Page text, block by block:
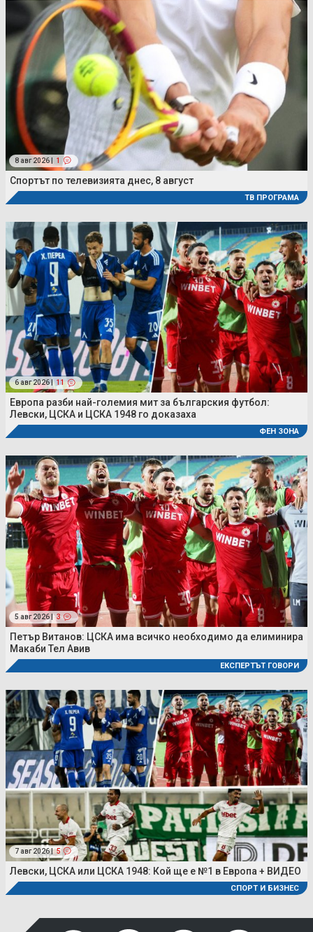
8 авг 2026 | 1
Спортът по телевизията днес, 8 август
ТВ ПРОГРАМА
6 авг 2026 | 11
Европа разби най-големия мит за българския футбол:
Левски, ЦСКА и ЦСКА 1948 го доказаха
ФЕН ЗОНА
5 авг 2026 | 3
Петър Витанов: ЦСКА има всичко необходимо да елиминира
Макаби Тел Авив
ЕКСПЕРТЪТ ГОВОРИ
7 авг 2026 | 5
Левски, ЦСКА или ЦСКА 1948: Кой ще е №1 в Европа + ВИДЕО
СПОРТ И БИЗНЕС